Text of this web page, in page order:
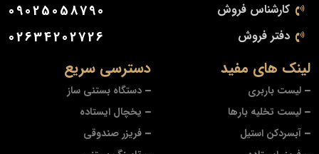
دسترسی سریع
دستگاه بستنی ساز
یخچال ایستاده
فریزر صندوقی
لینک های مفید
لیست باربری
لیست تخلیه بارها
آبسردکن استیل
کارشناس فروش 09025058790
دفتر فروش 02634202726